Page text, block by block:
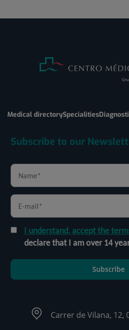
Medical directorySpecialities
Subscribe to our
I understand, accept the
declare that I am over 14
Subscribe
Carrer de Vilana, 12,